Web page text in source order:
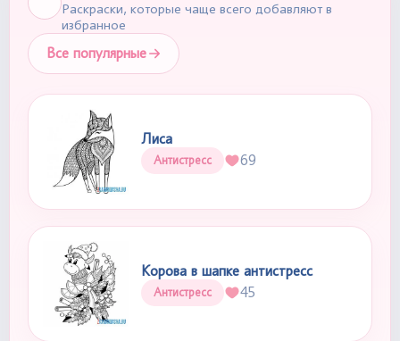
Раскраски, которые чаще всего добавляют в
избранное
Все популярные
Лиса
Антистресс 69
Корова в шапке антистресс
Антистресс 45